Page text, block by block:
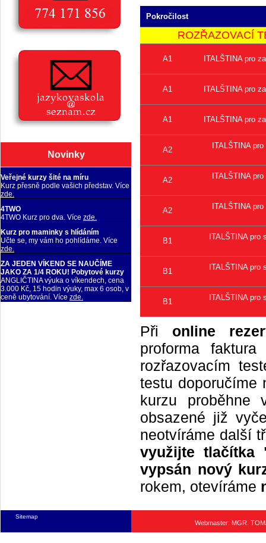
Novinky
Veřejné kurzy šité na míru
Kurz přesně podle vašich představ. Více
zde.
4TWO
4TWO Kurz pro dva. Více zde.
Kurz pro maminky s hlídáním
Učte se, my vám ho pohlídáme. Více
zde.
ZA JEDEN VÍKEND SE NAUČÍME
JAKO ZA 1/4 ROKU! Pobytové kurzy
ANGLIČTINA výuka o víkendech, cena
3.000 Kč, 15 hodin výuky, max 6 osob, v
ceně ubytování. Více zde.
Pokročilost
ROZŘAZOVACÍ
A1 ITALŠTINA pro
A1 ITALŠTINA pro
A1 ITALŠTINA pro
A2 ITALŠTINA
A2 ITALŠTINA
A2 ITALŠTINA
B1 ITALŠTINA pro
B1 ITALŠTINA pro
B1 ITALŠTINA pro
Při online
proforma
rozřazovacím
testu doporučíme
kurzu proběhne
obsazené již
neotvíráme další
využijte tlačítka
vypsán nový
rokem, otevíráme
Webmaster: MGR.
Sitemap